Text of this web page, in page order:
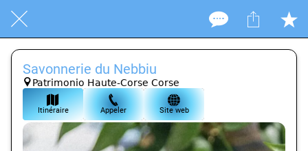
Savonnerie du Nebbiu
Patrimonio Haute-Corse Corse
Itinéraire Appeler Site web